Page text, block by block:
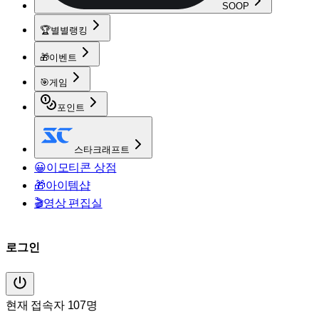
SOOP
🏆별별랭킹
🎁이벤트
🎯게임
포인트
스타크래프트
😀이모티콘 상점
🎁아이템샵
🎬영상 편집실
로그인
현재 접속자 107명